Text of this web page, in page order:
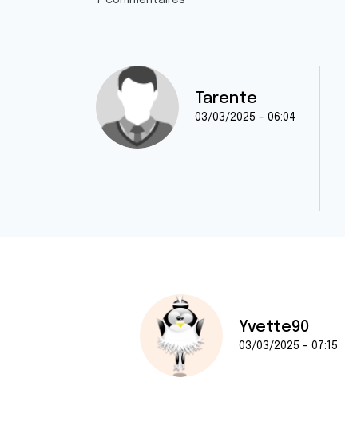
Tarente
03/03/2025 - 06:04
Yvette90
03/03/2025 - 07:15